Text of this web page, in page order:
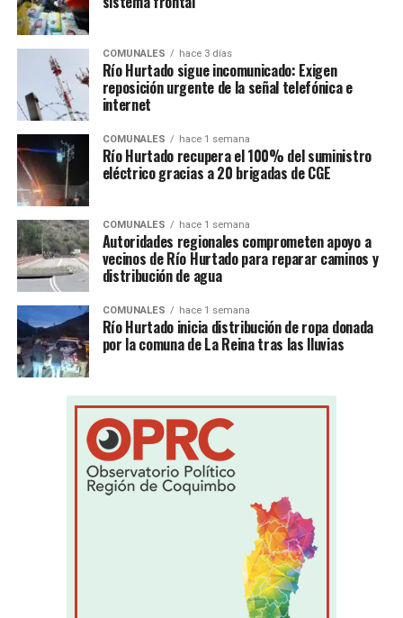
COMUNALES hace 3 días
Río Hurtado sigue incomunicado: Exigen
reposición urgente de la señal telefónica e
internet
COMUNALES hace 1 semana
Río Hurtado recupera el 100% del suministro
eléctrico gracias a 20 brigadas de CGE
COMUNALES hace 1 semana
Autoridades regionales comprometen apoyo a
vecinos de Río Hurtado para reparar caminos y
distribución de agua
COMUNALES hace 1 semana
Río Hurtado inicia distribución de ropa donada
por la comuna de La Reina tras las lluvias